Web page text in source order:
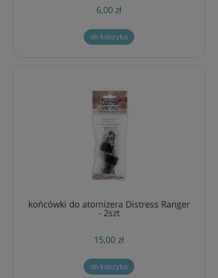
6,00 zł
do koszyka
końcówki do atomizera Distress Ranger
- 2szt
15,00 zł
do koszyka